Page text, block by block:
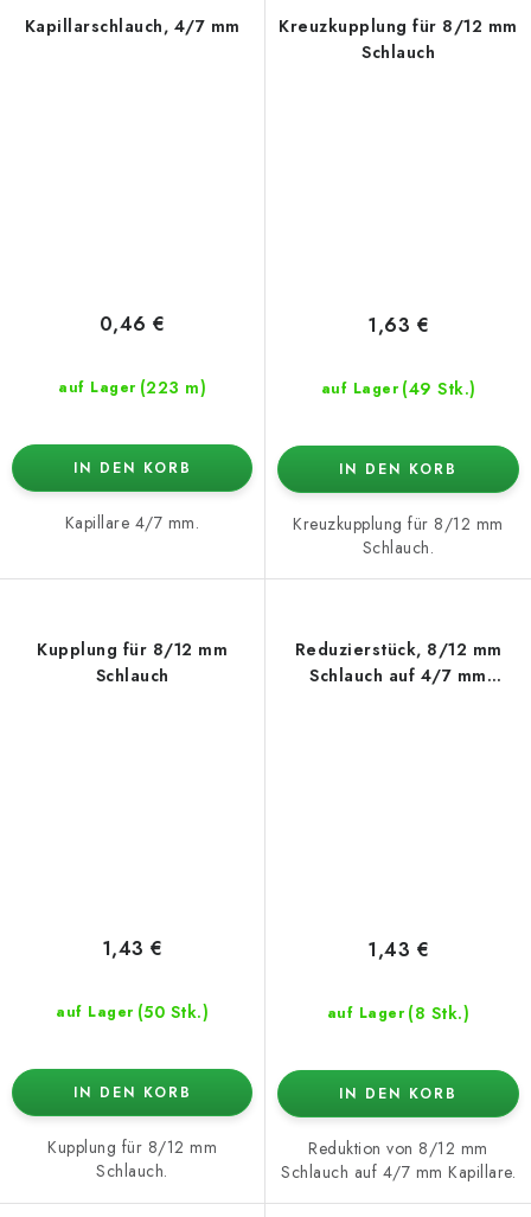
Kapillarschlauch, 4/7 mm
auf Lager (223 m)
0,46 €
IN DEN KORB
Kapillare 4/7 mm.
Kreuzkupplung für 8/12 mm
Schlauch
auf Lager (49 Stk.)
1,63 €
IN DEN KORB
Kreuzkupplung für 8/12 mm
Schlauch.
Kupplung für 8/12 mm
Schlauch
auf Lager (50 Stk.)
1,43 €
IN DEN KORB
Kupplung für 8/12 mm
Schlauch.
Reduzierstück, 8/12 mm
Schlauch auf 4/7 mm
auf Lager (8 Stk.)
1,43 €
IN DEN KORB
Reduktion von 8/12 mm
Schlauch auf 4/7 mm Kapillare.